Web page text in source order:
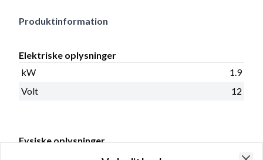
Produktinformation
Elektriske oplysninger
kW
1.9
Volt
12
Fysiske oplysninger